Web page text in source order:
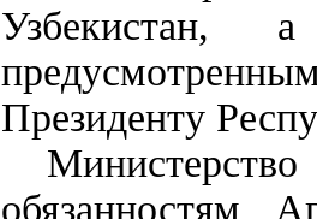
Узбекистан,
Президенту
обязанностям